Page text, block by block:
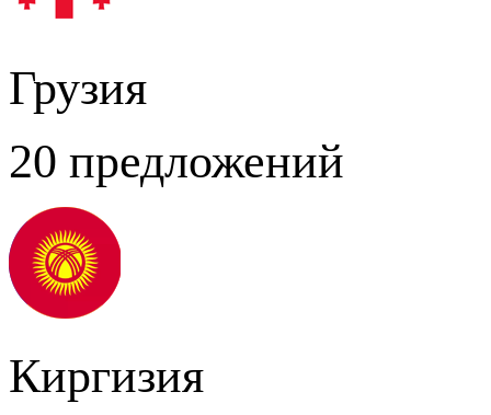
Грузия
20 предложений
Киргизия